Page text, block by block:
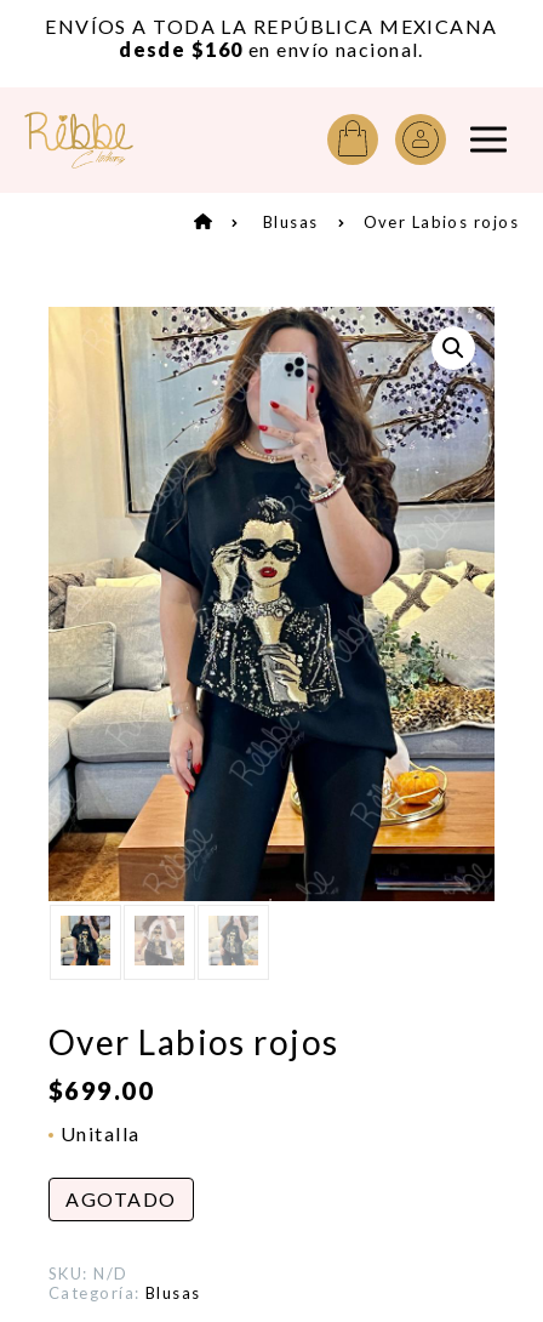
ENVÍOS A TODA LA REPÚBLICA MEXICANA
desde $160 en envío nacional.
Blusas Over Labios rojos
Over Labios rojos
$699.00
Unitalla
AGOTADO
SKU: N/D
Categoría: Blusas